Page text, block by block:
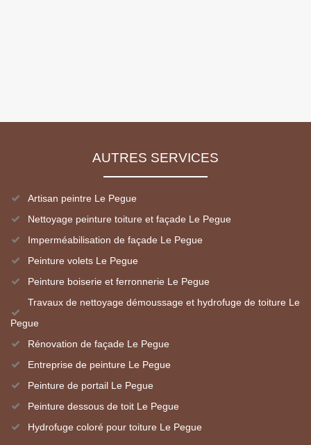
AUTRES SERVICES
Artisan peintre Le Pegue
Nettoyage peinture toiture et façade Le Pegue
Imperméabilisation de façade Le Pegue
Peinture volets Le Pegue
Peinture boiserie et ferronnerie Le Pegue
Travaux de nettoyage démoussage et hydrofuge de toiture Le
Pegue
Rénovation de façade Le Pegue
Entreprise de peinture Le Pegue
Peinture de portail Le Pegue
Peinture dessous de toit Le Pegue
Hydrofuge coloré pour toiture Le Pegue